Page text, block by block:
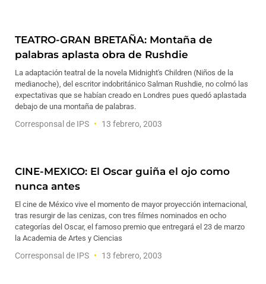
TEATRO-GRAN BRETAÑA: Montaña de
palabras aplasta obra de Rushdie
La adaptación teatral de la novela Midnight's Children (Niños de la
medianoche), del escritor indobritánico Salman Rushdie, no colmó las
expectativas que se habían creado en Londres pues quedó aplastada
debajo de una montaña de palabras.
Corresponsal de IPS 13 febrero, 2003
CINE-MEXICO: El Oscar guiña el ojo como
nunca antes
El cine de México vive el momento de mayor proyección internacional,
tras resurgir de las cenizas, con tres filmes nominados en ocho
categorías del Oscar, el famoso premio que entregará el 23 de marzo
la Academia de Artes y Ciencias
Corresponsal de IPS 13 febrero, 2003